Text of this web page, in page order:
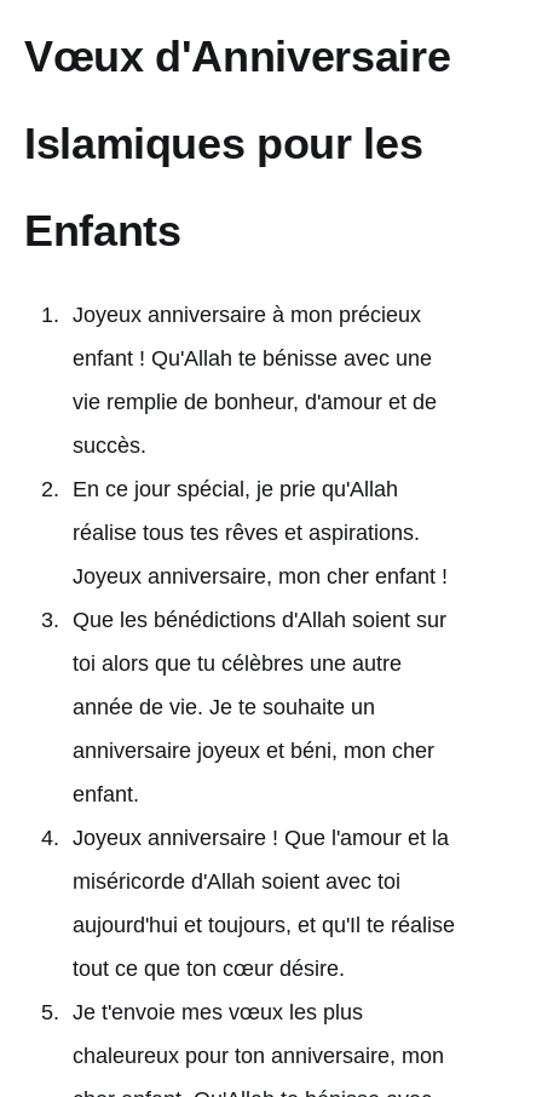
Vœux d'Anniversaire
Islamiques pour les
Enfants
Joyeux anniversaire à mon précieux
enfant ! Qu'Allah te bénisse avec une
vie remplie de bonheur, d'amour et de
succès.
En ce jour spécial, je prie qu'Allah
réalise tous tes rêves et aspirations.
Joyeux anniversaire, mon cher enfant !
Que les bénédictions d'Allah soient sur
toi alors que tu célèbres une autre
année de vie. Je te souhaite un
anniversaire joyeux et béni, mon cher
enfant.
Joyeux anniversaire ! Que l'amour et la
miséricorde d'Allah soient avec toi
aujourd'hui et toujours, et qu'Il te réalise
tout ce que ton cœur désire.
Je t'envoie mes vœux les plus
chaleureux pour ton anniversaire, mon